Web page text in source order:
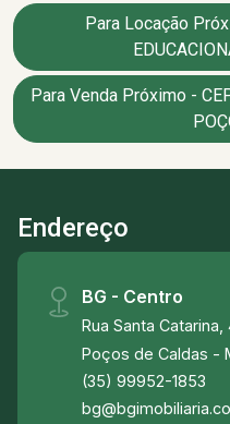
Para Locação
Para Venda Próximo - CEPOC -
Endereço
BG - Centro
Rua Santa
Poços de Caldas -
(35) 99952-1853